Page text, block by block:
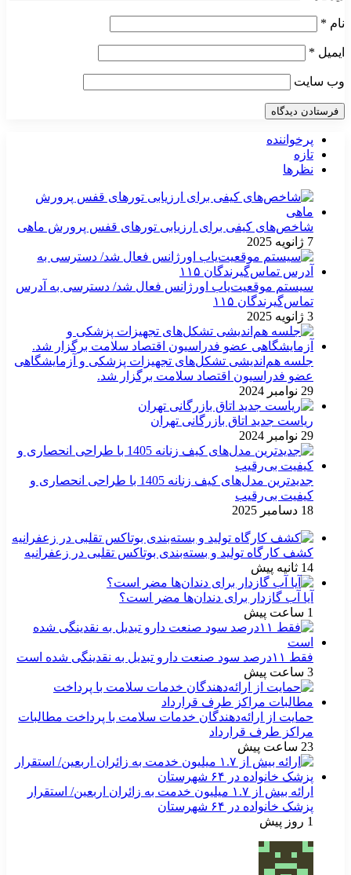
نام *
ایمیل *
وب‌ سایت
پرخواننده
تازه
نظرها
شاخص‌های کیفی برای ارزیابی تورهای قفس پرورش ماهی
7 ژانویه 2025
سیستم موقعیت‌یاب اورژانس فعال شد/ دسترسی به آدرس
تماس‌گیرندگان ۱۱۵
3 ژانویه 2025
جلسه هم‌اندیشی تشکل‌های تجهیزات پزشکی و آزمایشگاهی
عضو فدراسیون اقتصاد سلامت برگزار شد.
29 نوامبر 2024
ریاست جدید اتاق بازرگانی تهران
29 نوامبر 2024
جدیدترین مدل‌های کیف زنانه 1405 با طراحی انحصاری و
کیفیت بی‌رقیب
18 دسامبر 2025
کشف کارگاه تولید و بسته‌بندی بوتاکس تقلبی در زعفرانیه
14 ثانیه پیش
آیا آب گازدار برای دندان‌ها مضر است؟
1 ساعت پیش
فقط ۱۱‌درصد سود صنعت دارو تبدیل به نقدینگی شده است
3 ساعت پیش
حمایت از ارائه‌دهندگان خدمات سلامت با پرداخت مطالبات
مراکز طرف قرارداد
23 ساعت پیش
ارائه بیش از ۱.۷ میلیون خدمت به زائران اربعین/ استقرار
پزشک خانواده در ۶۴ شهرستان
1 روز پیش